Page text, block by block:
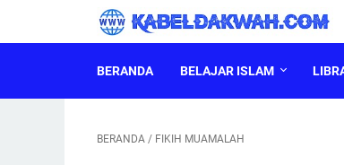
BERANDA BELAJAR ISLAM
BERANDA / FIKIH MUAMALAH